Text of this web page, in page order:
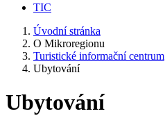
TIC
Úvodní stránka
O Mikroregionu
Turistické informační centrum
Ubytování
Ubytování